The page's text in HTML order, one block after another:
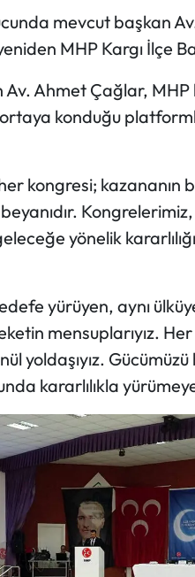
mevcut başkan
MHP Kargı İlçe
Ahmet Çağlar,
konduğu
kongresi; kazananın
yönelik
yürüyen, aynı
mensuplarıyız.
yoldaşıyız.
kararlılıkla